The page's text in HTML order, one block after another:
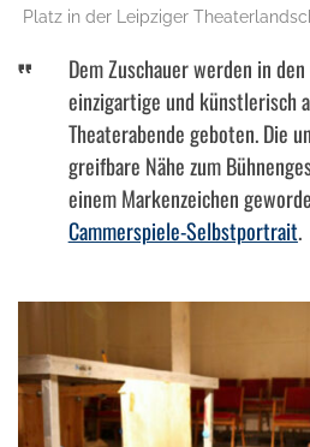
Platz in der Leipziger
Dem Zuschauer werden in den
einzigartige und künstlerisch
Theaterabende geboten. Die
greifbare Nähe zum
einem Markenzeichen
Cammerspiele-Selbstportrait.